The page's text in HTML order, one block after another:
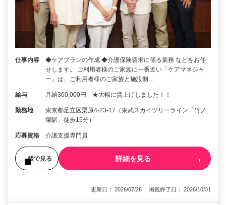
仕事内容
◆ケアプランの作成 ◆介護保険請求に係る業務 などをお任
せします。 ご利用者様のご家族に一番近い「ケアマネジャ
ー」は、ご利用者様のご家族と施設側…
給与 月給360,000円 ★大幅に賃上げしました！！
勤務地
東京都足立区栗原4-23-17（東武スカイツリーライン「竹ノ
塚駅」徒歩15分）
応募資格 介護支援専門員
後で見る 詳細を見る
更新日： 2026/07/28 掲載終了日： 2026/10/31